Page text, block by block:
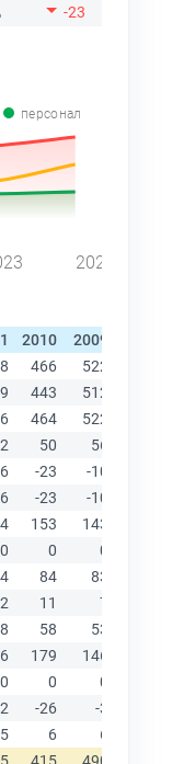
-23
персонал
2024
2010 2009